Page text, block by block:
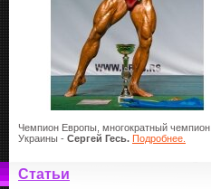
Чемпион Европы, многократный чемпион
Украины - Сергей Гесь. Подробнее.
Статьи